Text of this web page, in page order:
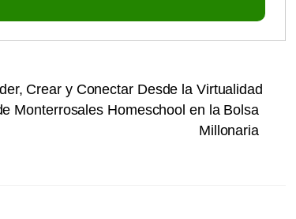
Crear y Conectar Desde la Virtualidad
Monterrosales Homeschool en la Bolsa
Millonaria